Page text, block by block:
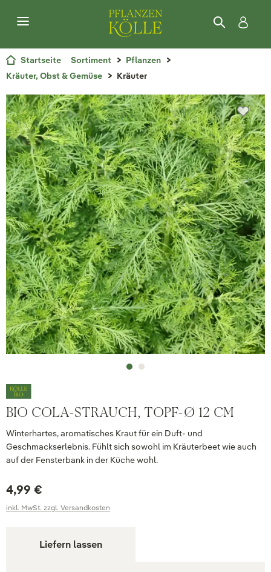
Startseite Sortiment
Pflanzen
Kräuter, Obst & Gemüse
Kräuter
BIO COLA-STRAUCH, TOPF-Ø 12 CM
Winterhartes, aromatisches Kraut für ein Duft- und
Geschmackserlebnis. Fühlt sich sowohl im Kräuterbeet wie auch
auf der Fensterbank in der Küche wohl.
4,99 €
inkl. MwSt. zzgl. Versandkosten
Liefern lassen